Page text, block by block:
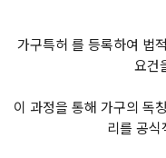
가구특허 를 등록하여 법
요건
이 과정을 통해 가구의 독
리를 공